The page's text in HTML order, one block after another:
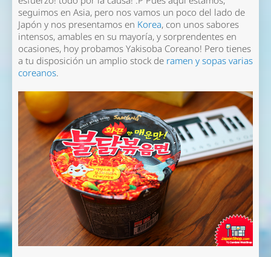
seguimos en Asia, pero nos vamos un poco del lado de
Japón y nos presentamos en Korea, con unos sabores
intensos, amables en su mayoría, y sorprendentes en
ocasiones, hoy probamos Yakisoba Coreano! Pero tienes
a tu disposición un amplio stock de ramen y sopas varias
coreanos.